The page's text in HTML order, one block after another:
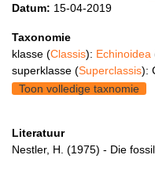
Datum: 15-04-2019
Taxonomie
klasse (Classis): Echinoidea
superklasse (Superclassis):
Toon volledige taxnomie
Literatuur
Nestler, H. (1975) - Die